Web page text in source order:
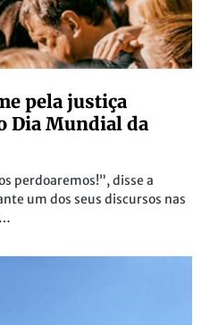
pela justiça
Dia Mundial da
perdoaremos!”, disse a
um dos seus discursos nas